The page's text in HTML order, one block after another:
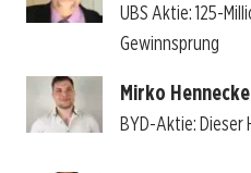
UBS Aktie: 125-
Gewinnsprung
Mirko Hennecke
BYD-Aktie: